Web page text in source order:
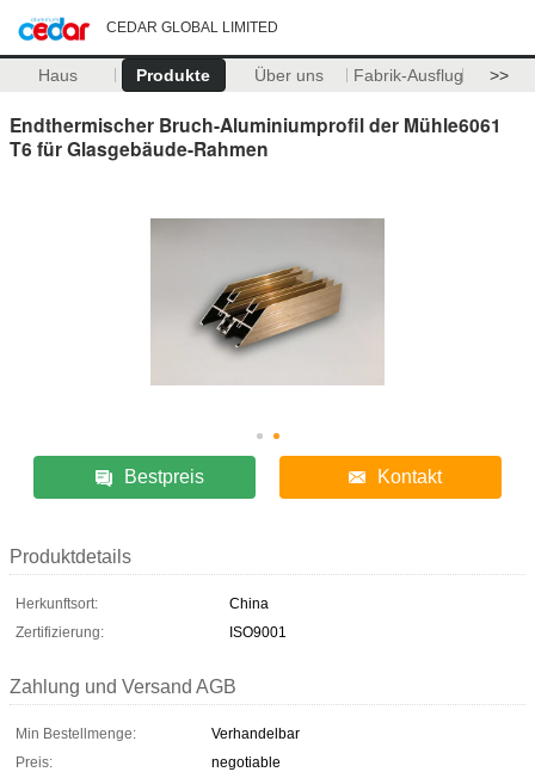
CEDAR GLOBAL LIMITED
Haus Produkte Über uns Fabrik-Ausflug >>
Endthermischer Bruch-Aluminiumprofil der Mühle6061
T6 für Glasgebäude-Rahmen
Bestpreis Kontakt
Produktdetails
Herkunftsort:
China
Zertifizierung:
ISO9001
Zahlung und Versand AGB
Min Bestellmenge:
Verhandelbar
Preis:
negotiable